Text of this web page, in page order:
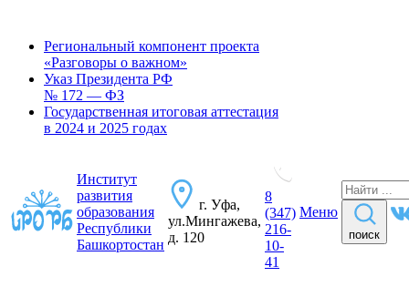
Региональный компонент проекта
«Разговоры о важном»
Указ Президента РФ
№ 172 — ФЗ
Государственная итоговая аттестация
в 2024 и 2025 годах
Институт
развития
образования
Республики
Башкортостан
г. Уфа,
ул.Мингажева,
д. 120
8
(347)
216-
10-
41
Меню
поиск